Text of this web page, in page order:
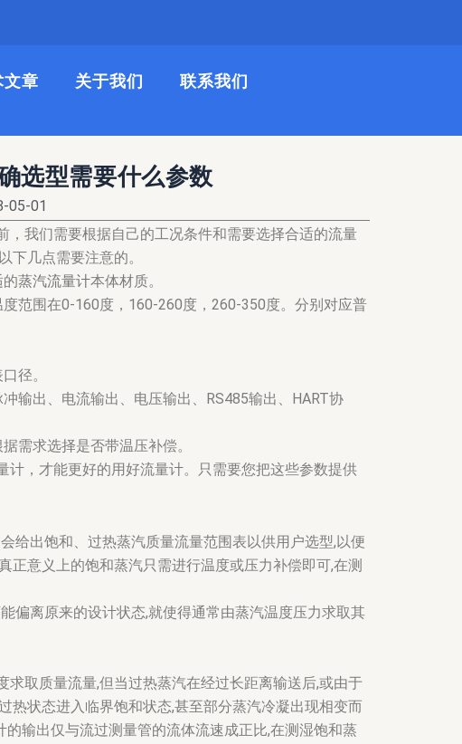
文章 关于我们 联系我们
选型需要什么参数
05-01
我们需要根据自己的工况条件和需要选择合适的流量
下几点需要注意的。
蒸汽流量计本体材质。
范围在0-160度，160-260度，260-350度。分别对应普
径。
输出、电流输出、电压输出、RS485输出、HART协
需求选择是否带温压补偿。
，才能更好的用好流量计。只需要您把这些参数提供
给出饱和、过热蒸汽质量流量范围表以供用户选型,以便
正意义上的饱和蒸汽只需进行温度或压力补偿即可,在测
偏离原来的设计状态,就使得通常由蒸汽温度压力求取其
取质量流量,但当过热蒸汽在经过长距离输送后,或由于
热状态进入临界饱和状态,甚至部分蒸汽冷凝出现相变而
输出仅与流过测量管的流体流速成正比,在测湿饱和蒸